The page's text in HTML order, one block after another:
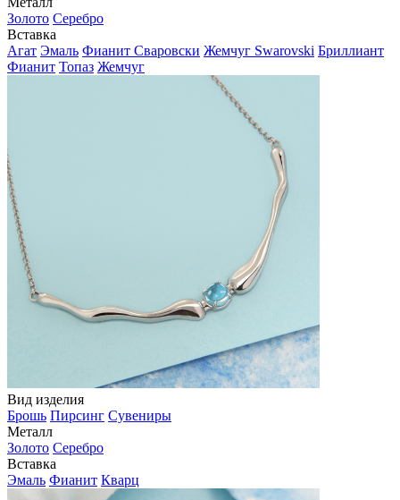
Золото Серебро
Вставка
Агат Эмаль Фианит Сваровски Жемчуг Swarovski Бриллиант
Фианит Топаз Жемчуг
Вид изделия
Брошь Пирсинг Сувениры
Металл
Золото Серебро
Вставка
Эмаль Фианит Кварц